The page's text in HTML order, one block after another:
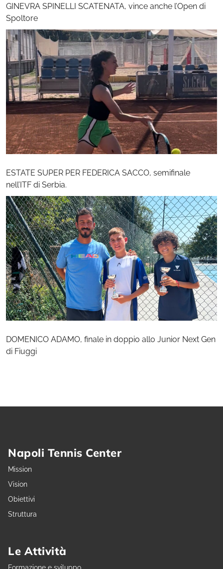
GINEVRA SPINELLI SCATENATA, vince anche l’Open di
Spoltore
ESTATE SUPER PER FEDERICA SACCO, semifinale
nell’ITF di Serbia.
DOMENICO ADAMO, finale in doppio allo Junior Next Gen
di Fiuggi
Napoli Tennis Center
Mission
Vision
Obiettivi
Struttura
Le Attività